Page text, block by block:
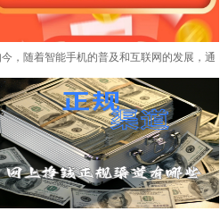
，随着智能手机的普及和互联网的发展，通
机做任务赚取佣金已经成为一种越来越流行
方式。不仅可以利用碎片化时间赚取额外收
还可以体验各种有趣的任务。本文将介绍一
目前市场上颇受欢迎的手机做任务赚钱的APP
榜，希望对您找到适合自己的任务赚钱平台
帮助。 下面便是手机做任务赚钱的APP排行